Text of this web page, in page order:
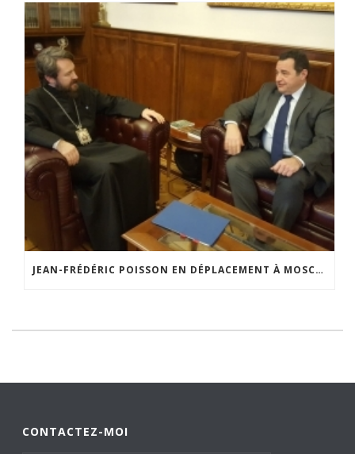
JEAN-FRÉDÉRIC POISSON EN DÉPLACEMENT À MOSCOU
CONTACTEZ-MOI